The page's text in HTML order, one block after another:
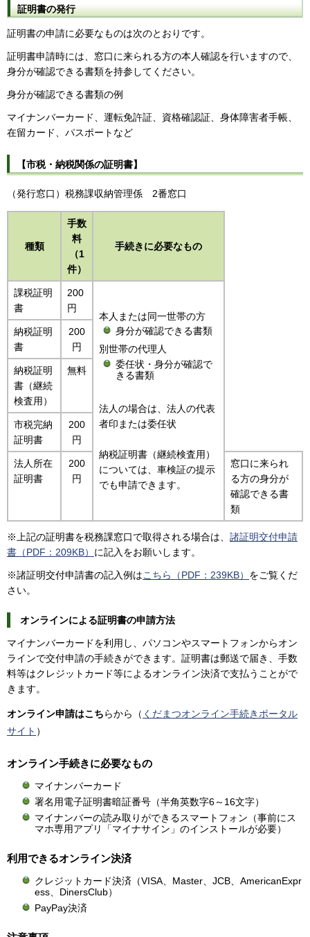
証明書の発行
証明書の申請に必要なものは次のとおりです。
証明書申請時には、窓口に来られる方の本人確認を行いますので、
身分が確認できる書類を持参してください。
身分が確認できる書類の例
マイナンバーカード、運転免許証、資格確認証、身体障害者手帳、
在留カード、パスポートなど
【市税・納税関係の証明書】
（発行窓口）税務課収納管理係 2番窓口
種類
手数
料
（1
件）
手続きに必要なもの
課税証明
書
200
円
本人または同一世帯の方
身分が確認できる書類
別世帯の代理人
委任状・身分が確認で
きる書類
法人の場合は、法人の代表
者印または委任状
納税証明書（継続検査用）
については、車検証の提示
でも申請できます。
納税証明
書
200
円
納税証明
書（継続
検査用）
無料
市税完納
証明書
200
円
法人所在
証明書
200
円
窓口に来られ
る方の身分が
確認できる書
類
※上記の証明書を税務課窓口で取得される場合は、 諸証明交付申請
書（PDF：209KB） に記入をお願いします。
※諸証明交付申請書の記入例はこちら（PDF：239KB） をご覧くだ
さい。
オンラインによる証明書の申請方法
マイナンバーカードを利用し、パソコンやスマートフォンからオン
ラインで交付申請の手続きができます。証明書は郵送で届き、手数
料等はクレジットカード等によるオンライン決済で支払うことがで
きます。
オンライン申請はこちらから（ くだまつオンライン手続きポータル
サイト ）
オンライン手続きに必要なもの
マイナンバーカード
署名用電子証明書暗証番号（半角英数字6～16文字）
マイナンバーの読み取りができるスマートフォン（事前にス
マホ専用アプリ「マイナサイン」のインストールが必要）
利用できるオンライン決済
クレジットカード決済（VISA、Master、JCB、AmericanExpr
ess、DinersClub）
PayPay決済